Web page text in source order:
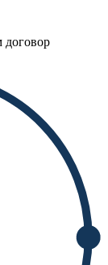
договор